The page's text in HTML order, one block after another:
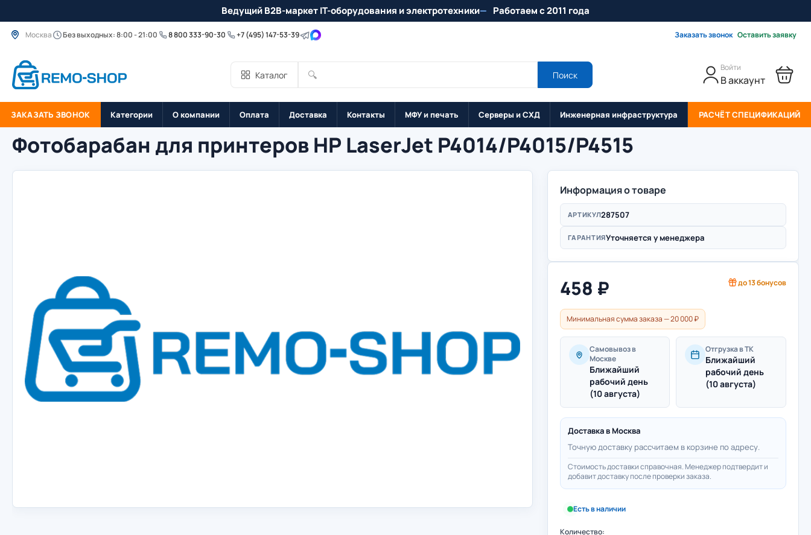
Ведущий B2B-маркет IT-оборудования и электротехники Работаем с 2011 года
Москва Без выходных: 8:00 - 21:00 8 800 333-90-30 +7 (495) 147-53-39 Заказать звонок Оставить заявку
Каталог 🔍 Поиск
Войти
В аккаунт
ЗАКАЗАТЬ ЗВОНОК Категории О компании Оплата Доставка Контакты МФУ и печать Серверы и СХД Инженерная инфраструктура РАСЧЁТ СПЕЦИФИКАЦИЙ
Фотобарабан для принтеров HP LaserJet P4014/P4015/P4515
Информация о товаре
АРТИКУЛ287507
ГАРАНТИЯУточняется у менеджера
458 ₽ до13бонусов
Минимальная сумма заказа — 20 000 ₽
Самовывоз в
Москве
Ближайший
рабочий день
(10 августа)
Отгрузка в ТК
Ближайший
рабочий день
(10 августа)
Доставка в Москва
Точную доставку рассчитаем в корзине по адресу.
Стоимость доставки справочная. Менеджер подтвердит и
добавит доставку после проверки заказа.
Есть в наличии
Количество: